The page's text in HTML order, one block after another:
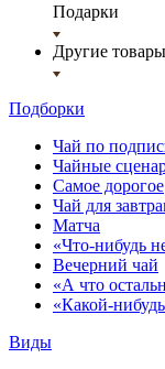
Подарки
Другие товары
Подборки
Чай по
Чайные
Самое дорогое
Чай для
Матча
«Что-нибудь
Вечерний чай
«А что
«Какой-
Виды